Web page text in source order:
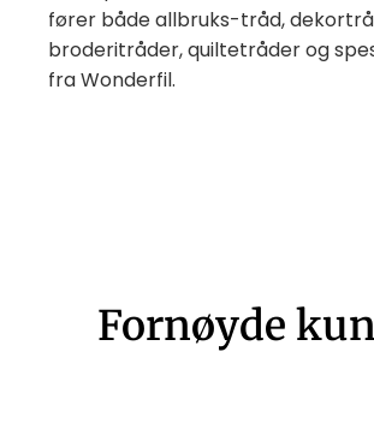
fører både allbruks-tråd,
broderitråder, quiltetråder og
fra Wonderfil.
Fornøyde